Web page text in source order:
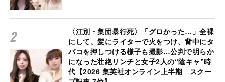
〈江別・集団暴行死〉「グロかった…」全裸
にして、髪にライターで火をつけ、背中にタ
バコを押しつける様子も撮影…公判で明らか
になった壮絶リンチと女子2人の“陰キャ”時
代【2026 集英社オンライン上半期 スクー